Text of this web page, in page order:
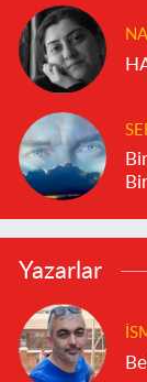
Yazarlar